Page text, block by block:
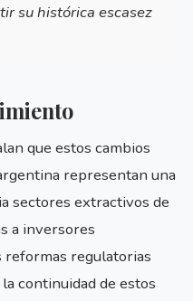
su histórica escasez
que estos cambios
representan una
sectores extractivos de
a inversores
reformas regulatorias
continuidad de estos